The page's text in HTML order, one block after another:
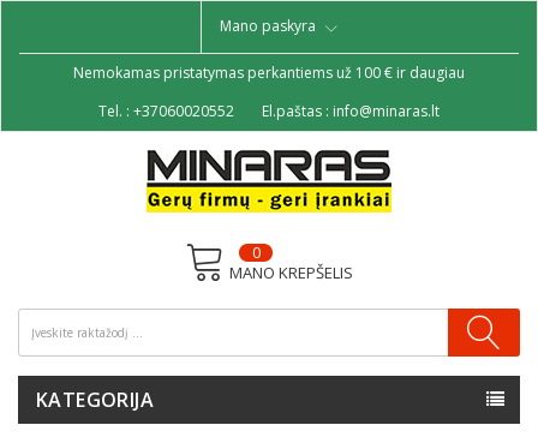
Mano paskyra
Nemokamas pristatymas perkantiems už 100 € ir daugiau
Tel. : +37060020552 El.paštas : info@minaras.lt
MANO KREPŠELIS
0
KATEGORIJA